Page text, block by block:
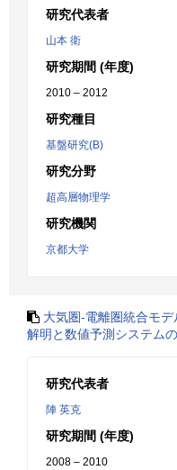
研究代表者
山本 衛
研究期間 (年度)
2010 – 2012
研究種目
基盤研究(B)
研究分野
超高層物理学
研究機関
京都大学
大気圏-電離圏統合モ
解明と数値予測システム
研究代表者
陣 英克
研究期間 (年度)
2008 – 2010